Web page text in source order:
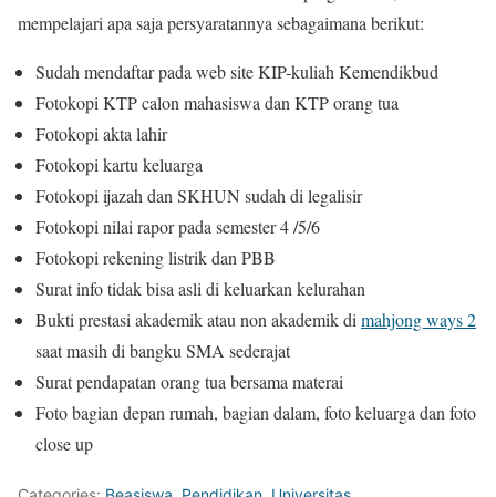
mempelajari apa saja persyaratannya sebagaimana berikut:
Sudah mendaftar pada web site KIP-kuliah Kemendikbud
Fotokopi KTP calon mahasiswa dan KTP orang tua
Fotokopi akta lahir
Fotokopi kartu keluarga
Fotokopi ijazah dan SKHUN sudah di legalisir
Fotokopi nilai rapor pada semester 4 /5/6
Fotokopi rekening listrik dan PBB
Surat info tidak bisa asli di keluarkan kelurahan
Bukti prestasi akademik atau non akademik di mahjong ways 2
saat masih di bangku SMA sederajat
Surat pendapatan orang tua bersama materai
Foto bagian depan rumah, bagian dalam, foto keluarga dan foto
close up